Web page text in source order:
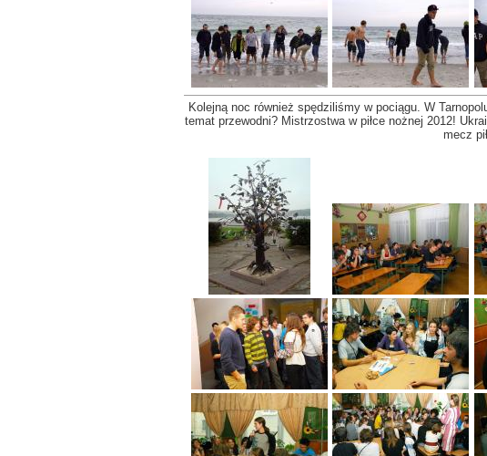
Kolejną noc również spędziliśmy w pociągu. W
temat przewodni? Mistrzostwa w piłce nożnej 2012!
mecz